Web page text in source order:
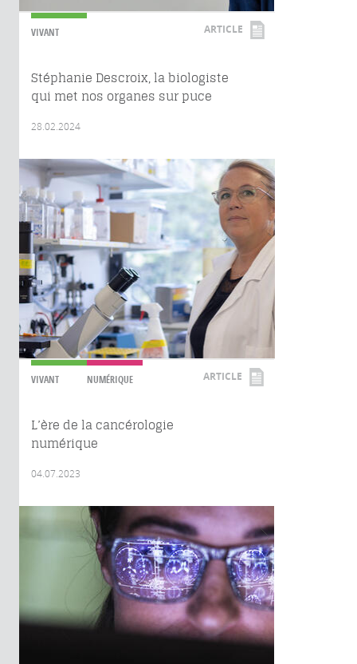
VIVANT ARTICLE
Stéphanie Descroix, la biologiste
qui met nos organes sur puce
28.02.2024
VIVANT NUMÉRIQUE ARTICLE
L’ère de la cancérologie
numérique
04.07.2023